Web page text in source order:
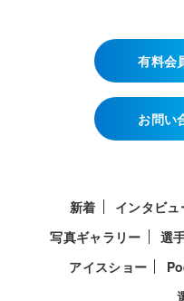
有料会
お問い
新着 インタビュ
写真ギャラリー
選
アイスショー